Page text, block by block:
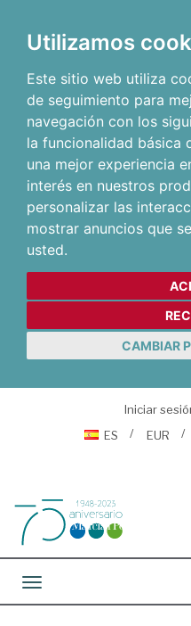
Utilizamos
Este sitio web utiliza
de seguimiento para
navegación con los
la funcionalidad básica
una mejor experiencia
interés en nuestros
personalizar las
mostrar anuncios que
usted.
CAMBIAR
Iniciar
ES
EUR
Toggle navigation